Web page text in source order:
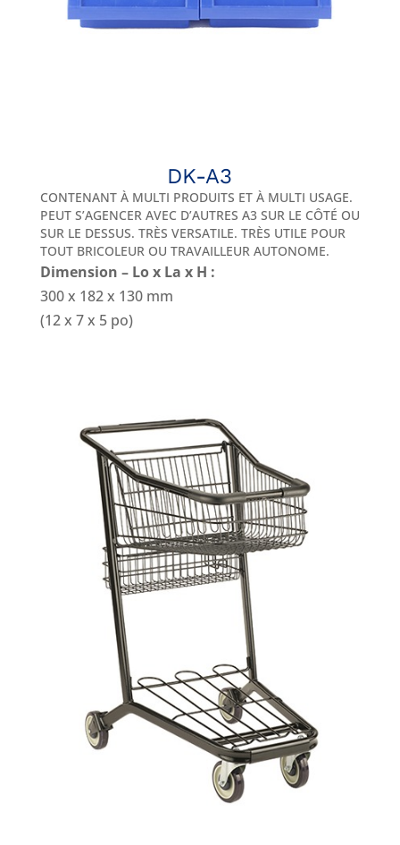
DK-A3
CONTENANT À MULTI PRODUITS ET À MULTI USAGE.
PEUT S’AGENCER AVEC D’AUTRES A3 SUR LE CÔTÉ OU
SUR LE DESSUS. TRÈS VERSATILE. TRÈS UTILE POUR
TOUT BRICOLEUR OU TRAVAILLEUR AUTONOME.
Dimension – Lo x La x H :
300 x 182 x 130 mm
(12 x 7 x 5 po)